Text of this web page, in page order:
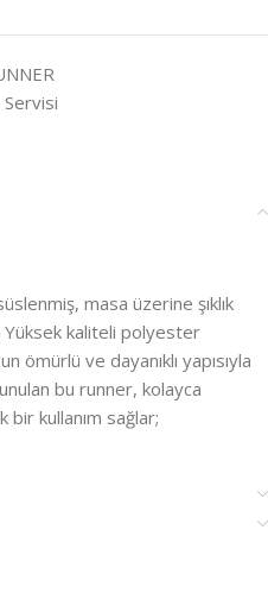
masa üzerine şıklık
kaliteli polyester
ömürlü ve dayanıklı yapısıyla
bu runner, kolayca
bir kullanım sağlar;